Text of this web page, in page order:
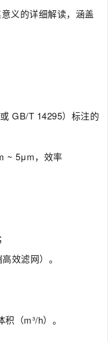
义的详细解读，涵盖
GB/T 14295）标注的
~ 5μm，效率
效滤网）。
（m³/h）。